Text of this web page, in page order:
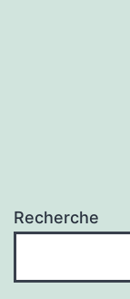
Recherche